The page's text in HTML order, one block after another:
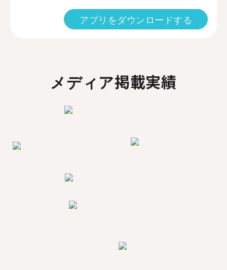
アプリをダウンロードする
メディア掲載実績